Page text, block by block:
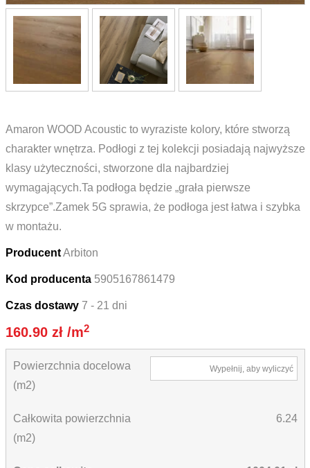
Amaron WOOD Acoustic to wyraziste kolory, które stworzą
charakter wnętrza. Podłogi z tej kolekcji posiadają najwyższe
klasy użyteczności, stworzone dla najbardziej
wymagających.Ta podłoga będzie „grała pierwsze
skrzypce”.Zamek 5G sprawia, że podłoga jest łatwa i szybka
w montażu.
Producent Arbiton
Kod producenta 5905167861479
Czas dostawy 7 - 21 dni
160.90 zł/m2
Powierzchnia docelowa
(m2)
Wypełnij, aby wyliczyć
Całkowita powierzchnia
(m2)
6.24